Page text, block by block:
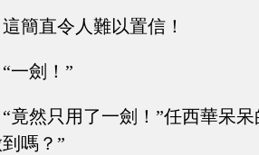
這簡直令人難以置信！
“一劍！”
“竟然只用了一劍！”任西華呆
嗎？”